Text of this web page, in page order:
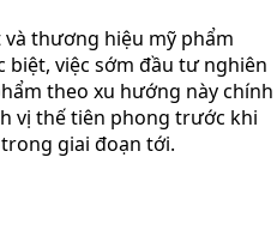
thương hiệu mỹ phẩm
việc sớm đầu tư nghiên
theo xu hướng này chính
vị thế tiên phong trước khi
giai đoạn tới.